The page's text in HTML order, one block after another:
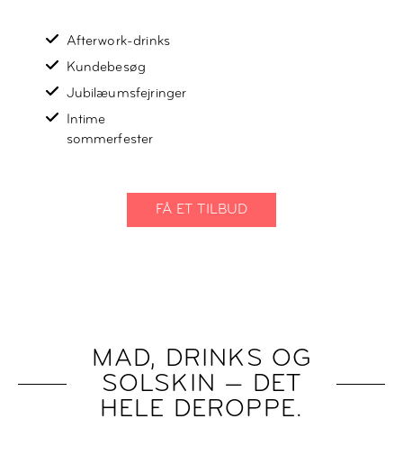
Afterwork-drinks
Kundebesøg
Jubilæumsfejringer
Intime
sommerfester
FÅ ET TILBUD
MAD, DRINKS OG
SOLSKIN — DET
HELE DEROPPE.